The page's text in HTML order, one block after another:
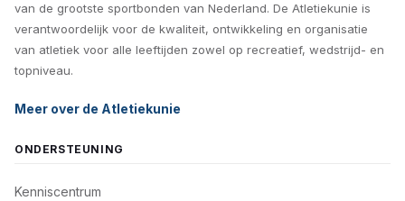
van de grootste sportbonden van Nederland. De Atletiekunie is
verantwoordelijk voor de kwaliteit, ontwikkeling en organisatie
van atletiek voor alle leeftijden zowel op recreatief, wedstrijd- en
topniveau.
Meer over de Atletiekunie
ONDERSTEUNING
Kenniscentrum